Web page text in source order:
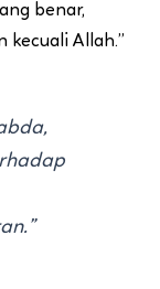
benar,
kecuali Allah.”